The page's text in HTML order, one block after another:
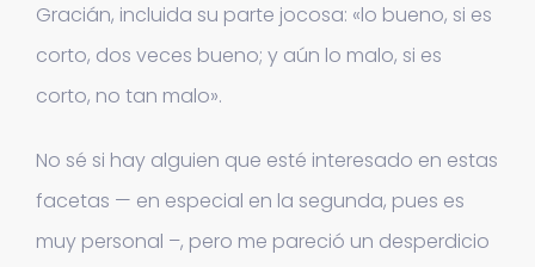
Gracián, incluida su parte jocosa: «lo bueno, si es
corto, dos veces bueno; y aún lo malo, si es
corto, no tan malo».
No sé si hay alguien que esté interesado en estas
facetas — en especial en la segunda, pues es
muy personal –, pero me pareció un desperdicio